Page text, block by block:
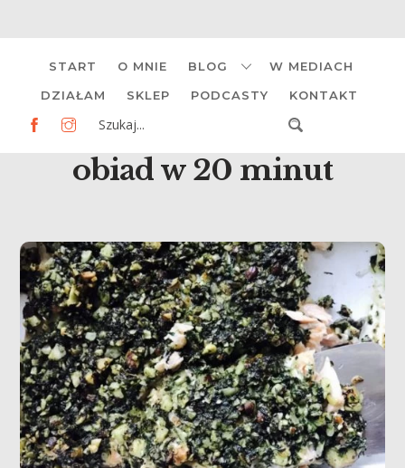
content
START O MNIE BLOG W MEDIACH
DZIAŁAM SKLEP PODCASTY KONTAKT
obiad w 20 minut